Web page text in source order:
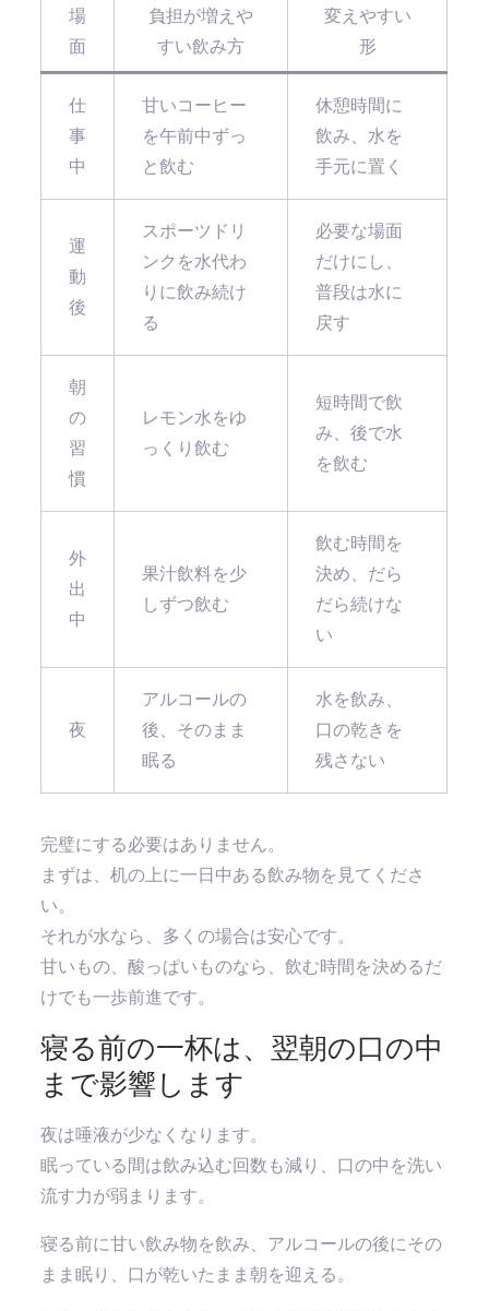
場
面
負担が増えや
すい飲み方
変えやすい
形
仕
事
中
甘いコーヒー
を午前中ずっ
と飲む
休憩時間に
飲み、水を
手元に置く
運
動
後
スポーツドリ
ンクを水代わ
りに飲み続け
る
必要な場面
だけにし、
普段は水に
戻す
朝
の
習
慣
レモン水をゆ
っくり飲む
短時間で飲
み、後で水
を飲む
外
出
中
果汁飲料を少
しずつ飲む
飲む時間を
決め、だら
だら続けな
い
夜
アルコールの
後、そのまま
眠る
水を飲み、
口の乾きを
残さない
完璧にする必要はありません。
まずは、机の上に一日中ある飲み物を見てくださ
い。
それが水なら、多くの場合は安心です。
甘いもの、酸っぱいものなら、飲む時間を決めるだ
けでも一歩前進です。
寝る前の一杯は、翌朝の口の中
まで影響します
夜は唾液が少なくなります。
眠っている間は飲み込む回数も減り、口の中を洗い
流す力が弱まります。
寝る前に甘い飲み物を飲み、アルコールの後にその
まま眠り、口が乾いたまま朝を迎える。